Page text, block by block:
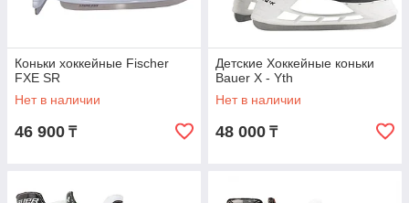
Коньки хоккейные Fischer
FXE SR
Нет в наличии
46 900 ₸
Детские Хоккейные коньки
Bauer X - Yth
Нет в наличии
48 000 ₸